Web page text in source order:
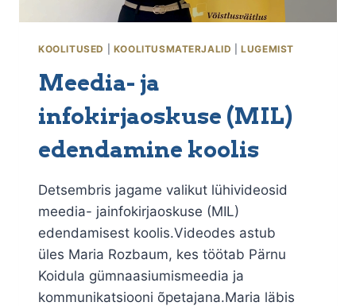
KOOLITUSED KOOLITUSMATERJALID |LUGEMIST
Meedia- ja
infokirjaoskuse (MIL)
edendamine koolis
Detsembris jagame valikut lühivideosid
meedia- jainfokirjaoskuse (MIL)
edendamisest koolis.Videodes astub
üles Maria Rozbaum, kes töötab Pärnu
Koidula gümnaasiumismeedia ja
kommunikatsiooni õpetajana.Maria läbis